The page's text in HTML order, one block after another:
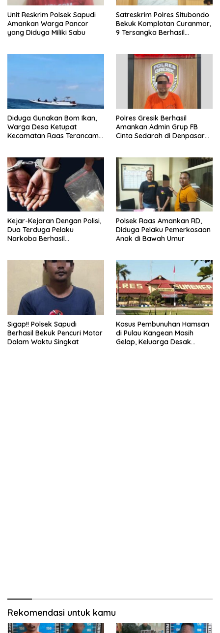
Unit Reskrim Polsek Sapudi
Amankan Warga Pancor
yang Diduga Miliki Sabu
Satreskrim Polres Situbondo
Bekuk Komplotan Curanmor,
9 Tersangka Berhasil
Diduga Gunakan Bom Ikan,
Warga Desa Ketupat
Kecamatan Raas Terancam
Polres Gresik Berhasil
Amankan Admin Grup FB
Cinta Sedarah di Denpasar
Kejar-Kejaran Dengan Polisi,
Dua Terduga Pelaku
Narkoba Berhasil
Polsek Raas Amankan RD,
Diduga Pelaku Pemerkosaan
Anak di Bawah Umur
Sigap!! Polsek Sapudi
Berhasil Bekuk Pencuri Motor
Dalam Waktu Singkat
Kasus Pembunuhan Hamsan
di Pulau Kangean Masih
Gelap, Keluarga Desak
Rekomendasi untuk kamu